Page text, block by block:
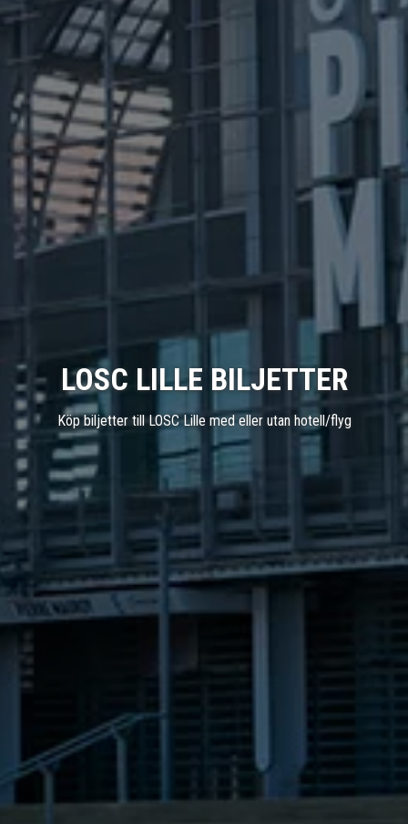
LOSC LILLE BILJETTER
Köp biljetter till LOSC Lille med eller utan hotell/flyg